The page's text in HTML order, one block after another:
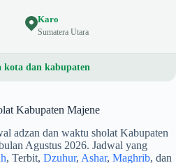
Karo
Sumatera Utara
kota dan kabupaten
Kabupaten Majene
adzan dan waktu sholat Kabupaten
Agustus 2026. Jadwal yang
, Terbit, Dzuhur, Ashar, Maghrib, dan